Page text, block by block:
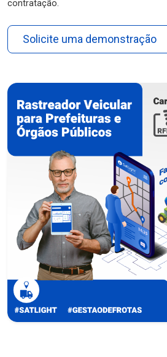
contratação.
Solicite uma demonstração